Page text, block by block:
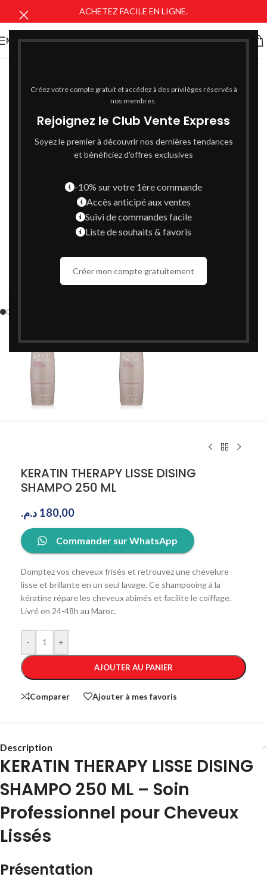
Créez votre compte gratuit et accédez à des privilèges réservés à
nos membres.
Rejoignez le Club Vente Express
Soyez le premier à découvrir nos dernières tendances
et bénéficiez d'offres exclusives
-10% sur votre 1ère commande
Accès anticipé aux ventes
Suivi de commandes facile
Liste de souhaits & favoris
Créer mon compte gratuitement
ACHETEZ FACILE EN LIGNE.
MENU
KERATIN THERAPY LISSE DISING
SHAMPO 250 ML
180,00 د.م.
Commander sur WhatsApp
Domptez vos cheveux frisés et retrouvez une chevelure
lisse et brillante en un seul lavage. Ce shampooing à la
kératine répare les cheveux abîmés et facilite le coiffage.
Livré en 24-48h au Maroc.
- +
AJOUTER AU PANIER
Comparer Ajouter à mes favoris
Description
KERATIN THERAPY LISSE DISING
SHAMPO 250 ML – Soin
Professionnel pour Cheveux
Lissés
Présentation